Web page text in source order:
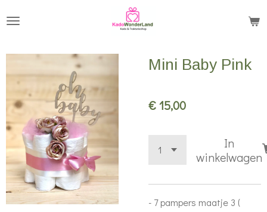
hoofdinhoud
Mini Baby Pink
€ 15,00
In
winkelwagen
- 7 pampers maatje 3 (